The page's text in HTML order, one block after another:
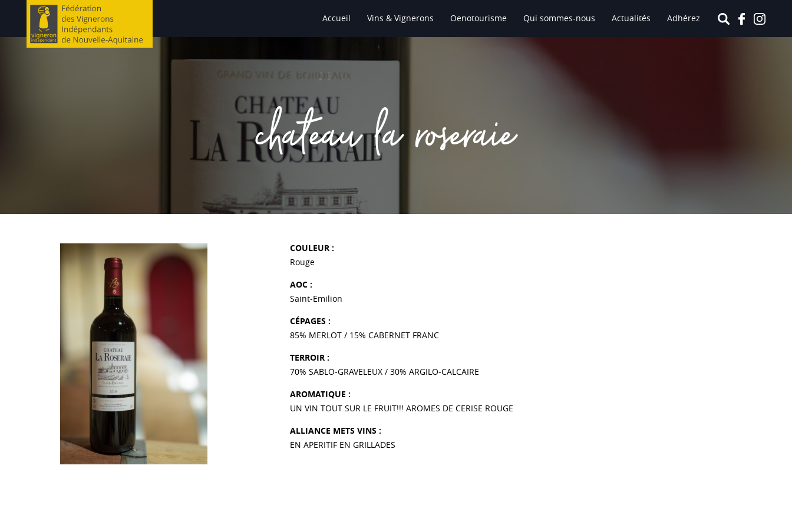
Accueil Vins & Vignerons Oenotourisme Qui sommes-nous Actualités Adhérez
chateau la roseraie
COULEUR :
Rouge
AOC :
Saint-Emilion
CÉPAGES :
85% MERLOT / 15% CABERNET FRANC
TERROIR :
70% SABLO-GRAVELEUX / 30% ARGILO-CALCAIRE
AROMATIQUE :
UN VIN TOUT SUR LE FRUIT!!! AROMES DE CERISE ROUGE
ALLIANCE METS VINS :
EN APERITIF EN GRILLADES